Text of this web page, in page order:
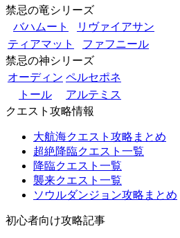
禁忌の竜シリーズ
バハムート
リヴァイアサン
ティアマット
ファフニール
禁忌の神シリーズ
オーディン ペルセポネ
トール
アルテミス
クエスト攻略情報
大航海クエスト攻略まとめ
超絶降臨クエスト一覧
降臨クエスト一覧
襲来クエスト一覧
ソウルダンジョン攻略まとめ
初心者向け攻略記事